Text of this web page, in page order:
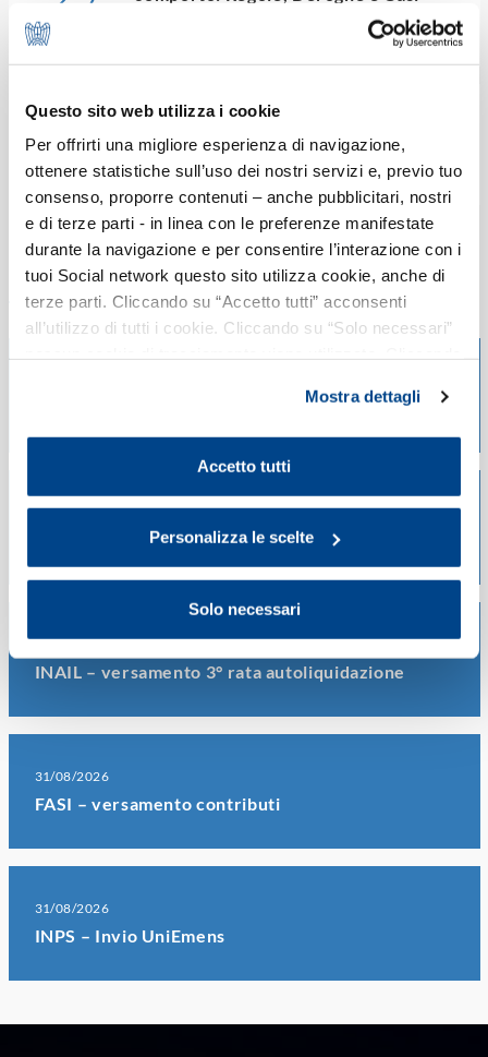
Questo sito web utilizza i cookie
Per offrirti una migliore esperienza di navigazione,
ottenere statistiche sull’uso dei nostri servizi e, previo tuo
consenso, proporre contenuti – anche pubblicitari, nostri
e di terze parti - in linea con le preferenze manifestate
durante la navigazione e per consentire l’interazione con i
tuoi Social network questo sito utilizza cookie, anche di
terze parti. Cliccando su “Accetto tutti” acconsenti
all’utilizzo di tutti i cookie. Cliccando su “Solo necessari”
propria volontà in relazione a ciascuna categoria di
cookie del sito. Per ulteriori informazioni consulta la
Mostra dettagli
Accetto tutti
Personalizza le scelte
Solo necessari
19
NOV
Il superamento del periodo di
Particolari
HH 14:30 - 16:30
Scadenze
20/08/2026
ENASARCO – versamento contributi
20/08/2026
INAIL – versamento 3° rata autoliquidazione
31/08/2026
FASI – versamento contributi
31/08/2026
INPS – Invio UniEmens